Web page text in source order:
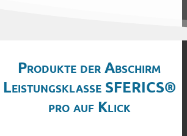
Produkte der Abschirm
Leistungsklasse SFERICS®
pro auf Klick